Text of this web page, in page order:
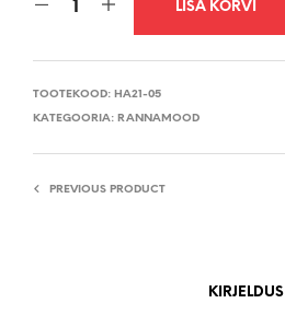
LISA KORVI
TOOTEKOOD: HA21-05
KATEGOORIA: RANNAMOOD
PREVIOUS PRODUCT
KIRJELDUS